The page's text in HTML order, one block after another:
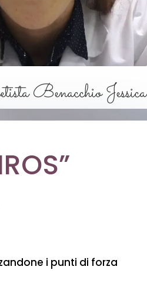
Benacchio Jessica
i punti di forza